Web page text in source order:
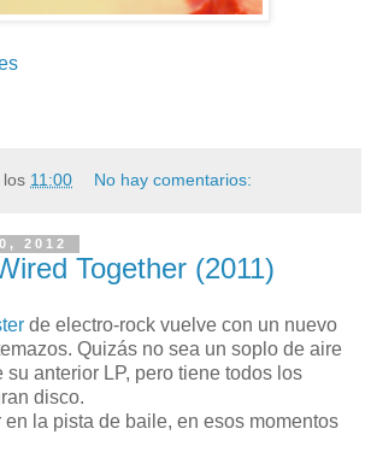
los 11:00 No hay comentarios:
2012
Together (2011)
de electro-rock vuelve con un nuevo
Quizás no sea un soplo de aire
su anterior LP, pero tiene todos los
disco.
en la pista de baile, en esos momentos